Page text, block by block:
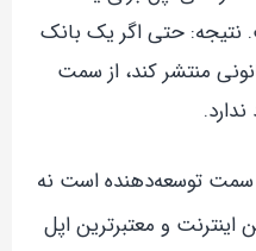
نتیجه: حتی اگر یک بانک
منتشر کند، از سمت
توسعه‌دهنده است نه
و معتبرترین اپل